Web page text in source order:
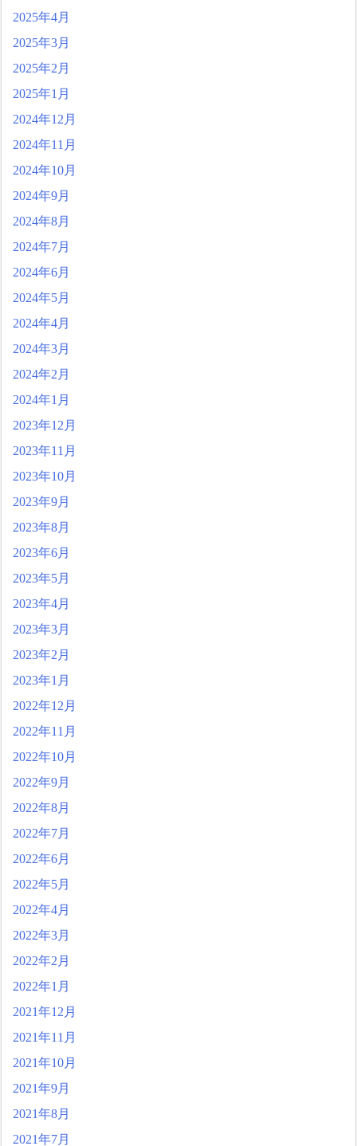
2025年4月
2025年3月
2025年2月
2025年1月
2024年12月
2024年11月
2024年10月
2024年9月
2024年8月
2024年7月
2024年6月
2024年5月
2024年4月
2024年3月
2024年2月
2024年1月
2023年12月
2023年11月
2023年10月
2023年9月
2023年8月
2023年6月
2023年5月
2023年4月
2023年3月
2023年2月
2023年1月
2022年12月
2022年11月
2022年10月
2022年9月
2022年8月
2022年7月
2022年6月
2022年5月
2022年4月
2022年3月
2022年2月
2022年1月
2021年12月
2021年11月
2021年10月
2021年9月
2021年8月
2021年7月